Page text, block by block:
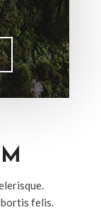
felis.